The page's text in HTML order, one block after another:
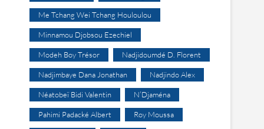
Me Tchang Wei Tchang Houloulou
Minnamou Djobsou Ezechiel
Modeh Boy Trésor Nadjidoumdé D. Florent
Nadjimbaye Dana Jonathan Nadjindo Alex
Néatobeï Bidi Valentin N’Djaména
Pahimi Padacké Albert Roy Moussa